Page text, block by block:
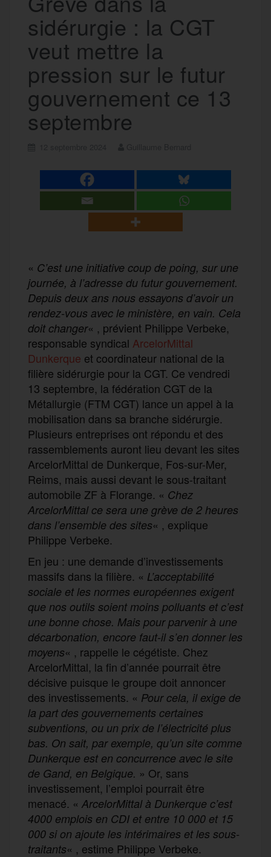
sidérurgie : la CGT
veut mettre la
pression sur le futur
gouvernement ce 13
septembre
« C’est une initiative coup de poing, sur une
journée, à l’adresse du futur gouvernement.
Depuis deux ans nous essayons d’avoir un
rendez-vous avec le ministère, en vain. Cela
doit changer« , prévient Philippe Verbeke,
responsable syndical ArcelorMittal
Dunkerque et coordinateur national de la
filière sidérurgie pour la CGT. Ce vendredi
13 septembre, la fédération CGT de la
Métallurgie (FTM CGT) lance un appel à la
mobilisation dans sa branche sidérurgie.
Plusieurs entreprises ont répondu et des
rassemblements auront lieu devant les sites
ArcelorMittal de Dunkerque, Fos-sur-Mer,
Reims, mais aussi devant le sous-traitant
automobile ZF à Florange. « Chez
ArcelorMittal ce sera une grève de 2 heures
dans l’ensemble des sites« , explique
Philippe Verbeke.
En jeu : une demande d’investissements
massifs dans la filière. « L’acceptabilité
sociale et les normes européennes exigent
que nos outils soient moins polluants et c’est
une bonne chose. Mais pour parvenir à une
décarbonation, encore faut-il s’en donner les
moyens« , rappelle le cégétiste. Chez
ArcelorMittal, la fin d’année pourrait être
décisive puisque le groupe doit annoncer
des investissements. « Pour cela, il exige de
la part des gouvernements certaines
subventions, ou un prix de l’électricité plus
bas. On sait, par exemple, qu’un site comme
Dunkerque est en concurrence avec le site
de Gand, en Belgique. » Or, sans
investissement, l’emploi pourrait être
menacé. « ArcelorMittal à Dunkerque c’est
4000 emplois en CDI et entre 10 000 et 15
000 si on ajoute les intérimaires et les sous-
traitants« , estime Philippe Verbeke.